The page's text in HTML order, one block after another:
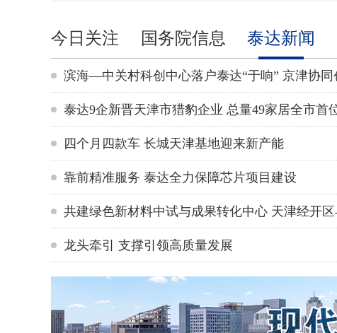
今日关注 国务院信息 泰达新闻
泰达9企新晋天津市猎豹企业 总量49家居全市首
四个月四款车 长城天津基地迎来新产能
靠前精准服务 泰达全力保障芯片项目建设
龙头牵引 支撑引领高质量发展
新车型密集投产 释放产能红利 长城汽车天津哈弗分公